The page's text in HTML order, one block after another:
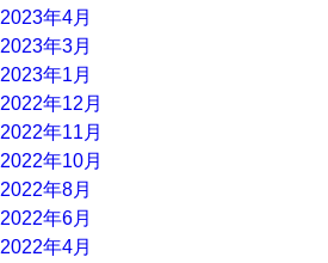
2023年4月
2023年3月
2023年1月
2022年12月
2022年11月
2022年10月
2022年8月
2022年6月
2022年4月